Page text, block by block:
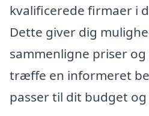
kvalificerede firmaer i
Dette giver dig
sammenligne priser og
træffe en informeret
passer til dit budget